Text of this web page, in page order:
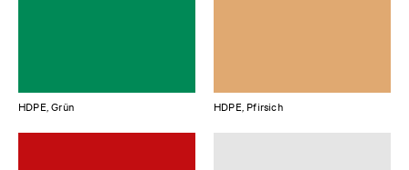
HDPE, Grün HDPE, Pfirsich